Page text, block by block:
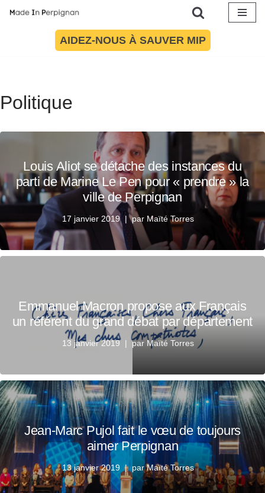
AIDEZ-NOUS À SAUVER MIP
Politique
Louis Aliot se détache des instances du
parti de Marine Le Pen pour « prendre » la
ville de Perpignan
17 janvier 2019 par Maïté Torres
Emmanuel Macron propose aux Français
un référent du grand débat par département
13 janvier 2019 par Maïté Torres
Jean-Marc Pujol fait le vœu de toujours
aimer Perpignan
13 janvier 2019 parMaïté Torres